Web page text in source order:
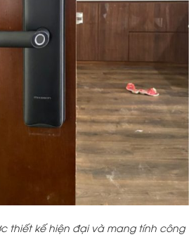
thiết kế hiện đại và mang tính công